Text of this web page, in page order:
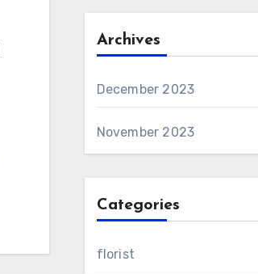
Archives
December 2023
November 2023
Categories
florist